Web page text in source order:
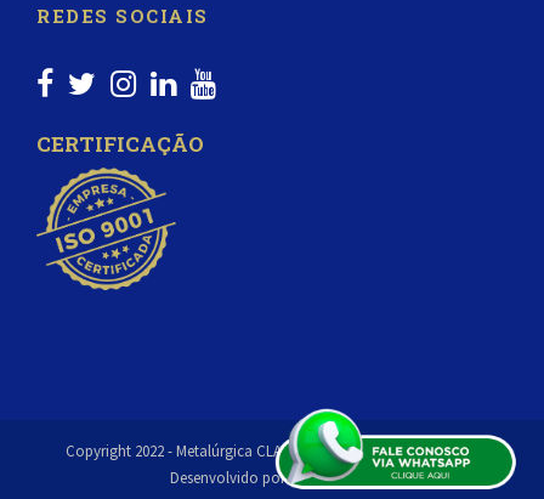
REDES SOCIAIS
CERTIFICAÇÃO
Copyright 2022 - Metalúrgica CLA Todos os direitos reservados |
Desenvolvido porMatriz Digital